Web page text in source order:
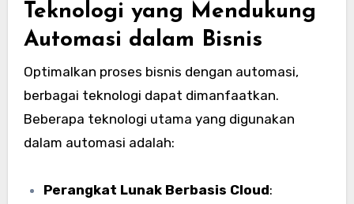
Teknologi yang Mendukung
Automasi dalam Bisnis
Optimalkan proses bisnis dengan automasi,
berbagai teknologi dapat dimanfaatkan.
Beberapa teknologi utama yang digunakan
dalam automasi adalah:
Perangkat Lunak Berbasis Cloud: